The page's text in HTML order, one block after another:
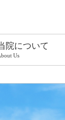
院について
Us